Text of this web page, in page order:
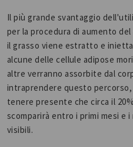
Il più grande svantaggio
per la procedura di aumento
il grasso viene estratto e
alcune delle cellule adipose
altre verranno assorbite dal
intraprendere questo
tenere presente che circa il
scomparirà entro i primi mesi e
visibili.